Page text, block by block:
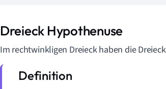
Dreieck Hypothenuse
Im rechtwinkligen Dreieck haben die